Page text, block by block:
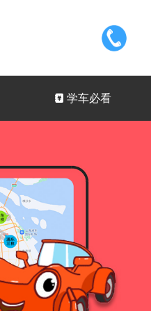
낇 学车必看